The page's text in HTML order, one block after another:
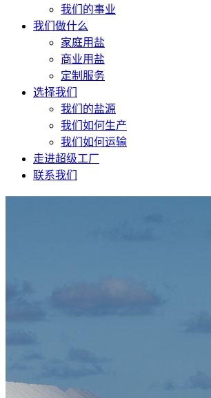
我们的事业
我们做什么
家庭用盐
商业用盐
定制服务
选择我们
我们的盐源
我们如何生产
我们如何运输
走进超级工厂
联系我们